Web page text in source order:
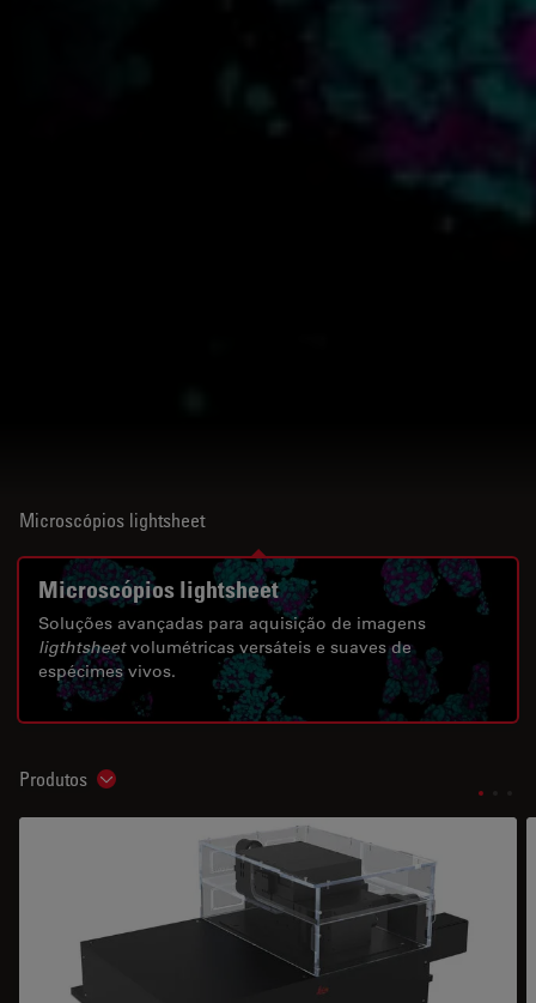
Microscópios lightsheet
Microscópios lightsheet
Soluções avançadas para aquisição de imagens
ligthtsheetvolumétricas versáteis e suaves de
espécimes vivos.
Produtos Show subnavigation